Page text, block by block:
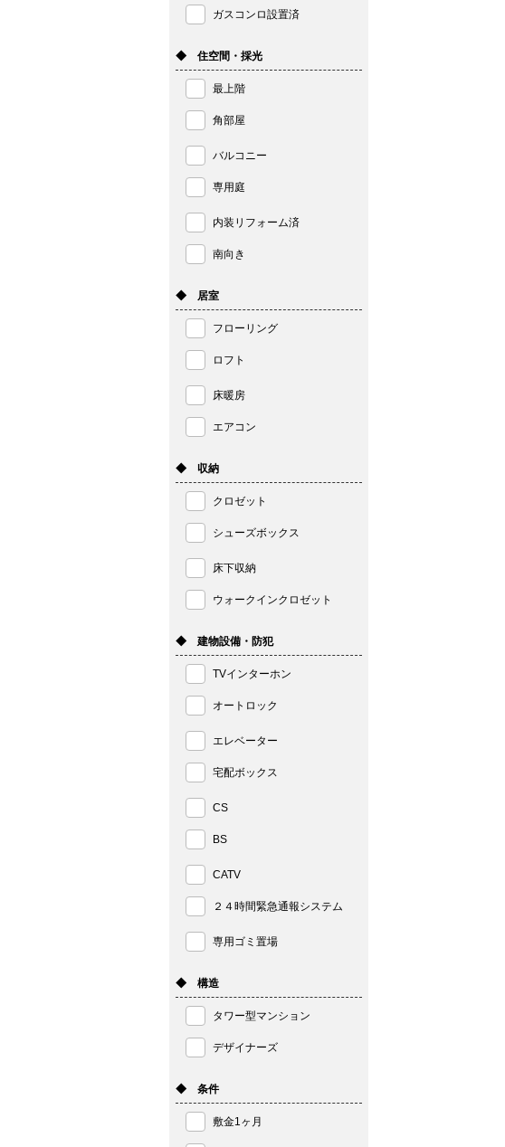
ガスコンロ設置済
◆ 住空間・採光
最上階
角部屋
バルコニー
専用庭
内装リフォーム済
南向き
◆ 居室
フローリング
ロフト
床暖房
エアコン
◆ 収納
クロゼット
シューズボックス
床下収納
ウォークインクロゼット
◆ 建物設備・防犯
TVインターホン
オートロック
エレベーター
宅配ボックス
CS
BS
CATV
２４時間緊急通報システム
専用ゴミ置場
◆ 構造
タワー型マンション
デザイナーズ
◆ 条件
敷金1ヶ月